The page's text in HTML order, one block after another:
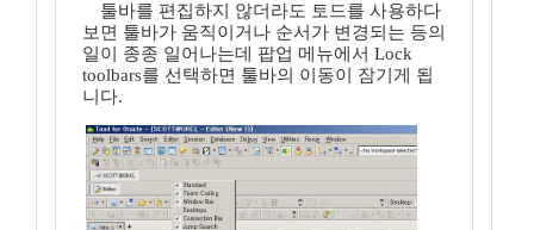
툴바를 편집하지 않더라도 토드를 사용하다
보면 툴바가 움직이거나 순서가 변경되는 등의
일이 종종 일어나는데 팝업 메뉴에서 Lock
toolbars를 선택하면 툴바의 이동이 잠기게 됩
니다.